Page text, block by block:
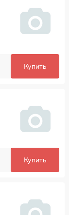
Купить
Купить